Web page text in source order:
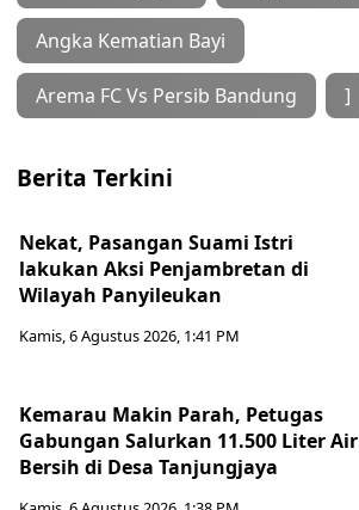
Angka Kematian Bayi
Arema FC Vs Persib Bandung ]
Berita Terkini
Nekat, Pasangan Suami Istri
lakukan Aksi Penjambretan di
Wilayah Panyileukan
Kamis, 6 Agustus 2026, 1:41 PM
Kemarau Makin Parah, Petugas
Gabungan Salurkan 11.500 Liter Air
Bersih di Desa Tanjungjaya